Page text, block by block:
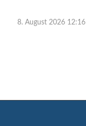
8. August 2026 12:16